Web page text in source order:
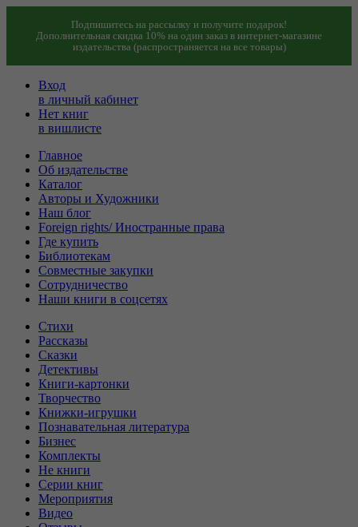
Подпишитесь на рассылку и получите подарок!
Дополнительная скидка 10% на один заказ в интернет-магазине
издательства (распространяется на все товары)
Вход
в личный кабинет
Нет книг
в вишлисте
Главное
Об издательстве
Каталог
Авторы и Художники
Наш блог
Foreign rights/ Иностранные права
Где купить
Библиотекам
Совместные закупки
Сотрудничество
Наши книги в соцсетях
Стихи
Рассказы
Сказки
Детективы
Книги-картонки
Творчество
Книжки-игрушки
Познавательная литература
Бизнес
Комплекты
Не книги
Серии книг
Мероприятия
Видео